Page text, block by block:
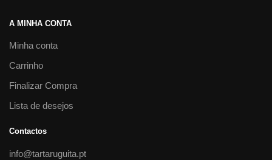
A MINHA CONTA
Minha conta
Carrinho
Finalizar Compra
Lista de desejos
Contactos
info@tartaruguita.pt